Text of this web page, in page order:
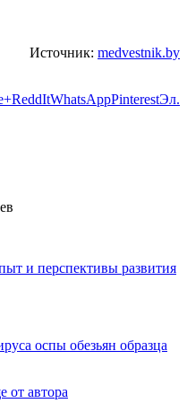
Источник: medvestnik.by
ReddItWhatsAppPinterestЭл.
и перспективы развития
оспы обезьян образца
от автора